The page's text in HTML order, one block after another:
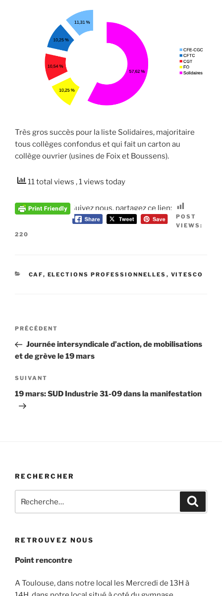
Très gros succès pour la liste Solidaires, majoritaire
tous collèges confondus et qui fait un carton au
collège ouvrier (usines de Foix et Boussens).
11 total views , 1 views today
Suivez nous, partagez ce lien:
POST
VIEWS:
220
CATÉGORIES
CAF, ELECTIONS PROFESSIONNELLES , VITESCO
Navigation
l’article
Article
précédent
PRÉCÉDENT
Journée intersyndicale d’action, de mobilisations
et de grève le 19 mars
Article
suivant
SUIVANT
19 mars: SUD Industrie 31-09 dans la manifestation
RECHERCHER
pour
RETROUVEZ NOUS
Point rencontre
A Toulouse, dans notre local les Mercredi de 13H à